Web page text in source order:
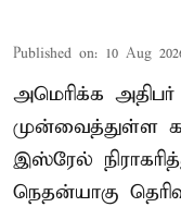
Published on: 10 Aug
அமெரிக்க
முன்வைத்துள்ள
இஸ்ரேல்
நெதன்யாகு